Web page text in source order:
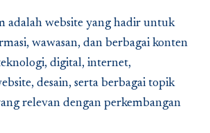
adalah website yang hadir untuk
wawasan, dan berbagai konten
digital, internet,
desain, serta berbagai topik
relevan dengan perkembangan